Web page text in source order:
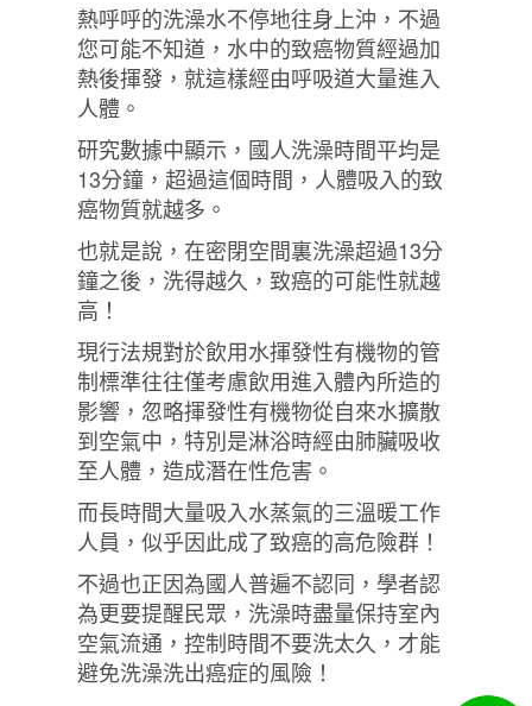
熱呼呼的洗澡水不停地往身上沖，不過
您可能不知道，水中的致癌物質經過加
熱後揮發，就這樣經由呼吸道大量進入
人體。
研究數據中顯示，國人洗澡時間平均是
13分鐘，超過這個時間，人體吸入的致
癌物質就越多。
也就是說，在密閉空間裏洗澡超過13分
鐘之後，洗得越久，致癌的可能性就越
高！
現行法規對於飲用水揮發性有機物的管
制標準往往僅考慮飲用進入體內所造的
影響，忽略揮發性有機物從自來水擴散
到空氣中，特別是淋浴時經由肺臟吸收
至人體，造成潛在性危害。
而長時間大量吸入水蒸氣的三溫暖工作
人員，似乎因此成了致癌的高危險群！
不過也正因為國人普遍不認同，學者認
為更要提醒民眾，洗澡時盡量保持室內
空氣流通，控制時間不要洗太久，才能
避免洗澡洗出癌症的風險！